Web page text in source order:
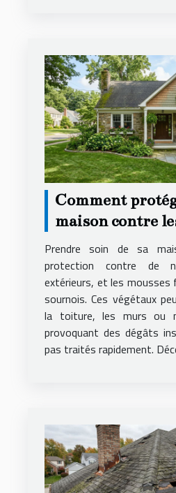
Comment
maison contre
causés par les
Prendre soin de sa
protection contre de
extérieurs, et les
sournois. Ces végétaux
la toiture, les murs ou
provoquant des dégâts
pas traités rapidement.